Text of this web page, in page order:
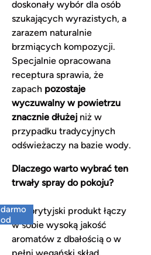
darmo
od
150 zł
doskonały wybór dla osób
szukających wyrazistych, a
zarazem naturalnie
brzmiących kompozycji.
Specjalnie opracowana
receptura sprawia, że
zapach pozostaje
wyczuwalny w powietrzu
znacznie dłużejniż w
przypadku tradycyjnych
odświeżaczy na bazie wody.
Dlaczego warto wybrać ten
trwały spray do pokoju?
Ten brytyjski produkt łączy
w sobie wysoką jakość
aromatów z dbałością o w